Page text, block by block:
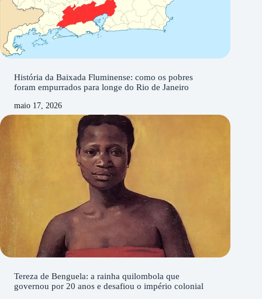
História da Baixada Fluminense: como os pobres
foram empurrados para longe do Rio de Janeiro
maio 17, 2026
Tereza de Benguela: a rainha quilombola que
governou por 20 anos e desafiou o império colonial